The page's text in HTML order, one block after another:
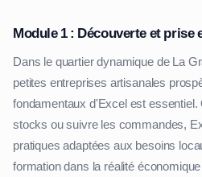
Module 1 : Découverte et prise
Dans le quartier dynamique de La
petites entreprises artisanales
fondamentaux d'Excel est
stocks ou suivre les commandes,
pratiques adaptées aux besoins
formation dans la réalité